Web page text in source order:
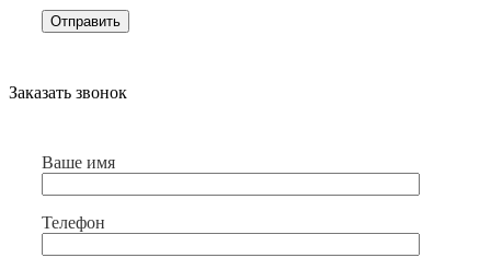
Заказать звонок
Ваше имя
Телефон